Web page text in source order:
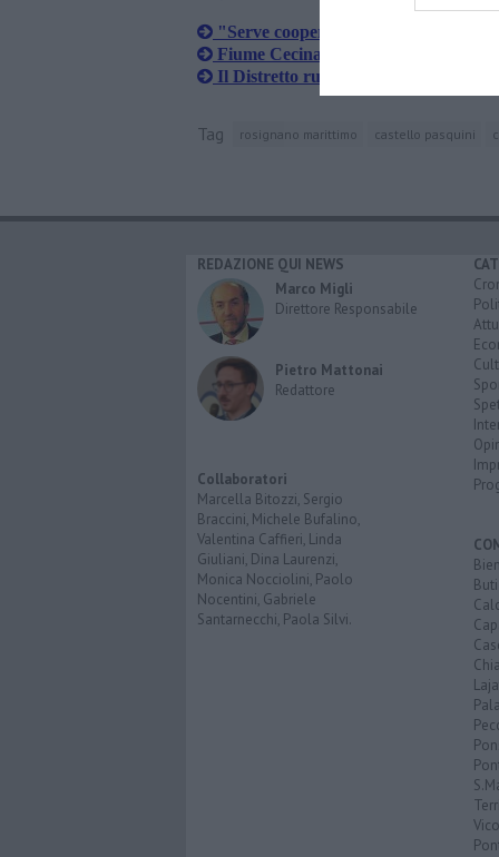
"Serve cooperazione per gli
Fiume Cecina, un’oasi naturalistica
Il Distretto rurale e biologico si allarga
Tag rosignano marittimo castello pasquini
REDAZIONE QUI NEWS
Marco Migli
Direttore Responsabile
Pietro Mattonai
Redattore
Collaboratori
Marcella Bitozzi, Sergio
Braccini, Michele Bufalino,
Valentina Caffieri, Linda
Giuliani, Dina Laurenzi,
Monica Nocciolini, Paolo
Nocentini, Gabriele
Santarnecchi, Paola Silvi.
Buti